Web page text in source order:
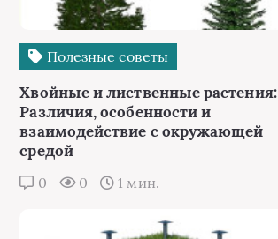
Полезные советы
Хвойные и лиственные растения:
Различия, особенности и
взаимодействие с окружающей
средой
0 0 1 мин.